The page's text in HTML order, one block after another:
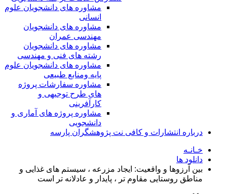
مشاوره های دانشجویان علوم
انسانی
مشاوره های دانشجویان
مهندسی عمران
مشاوره های دانشجویان
رشته های فنی و مهندسی
مشاوره های دانشجویان علوم
پایه ومنابع طبیعی
مشاوره سفارشات پروژه
های طرح توجیهی و
کارآفرینی
مشاوره پروژه های آماری و
دانشجویی
درباره انتشارات و کافی نت پژوهشگران پارسه
خـانـه
دانلود ها
بین آرزوها و واقعیت: ایجاد مزرعه ، سیستم های غذایی و
مناطق روستایی مقاوم تر ، پایدار و عادلانه تر است